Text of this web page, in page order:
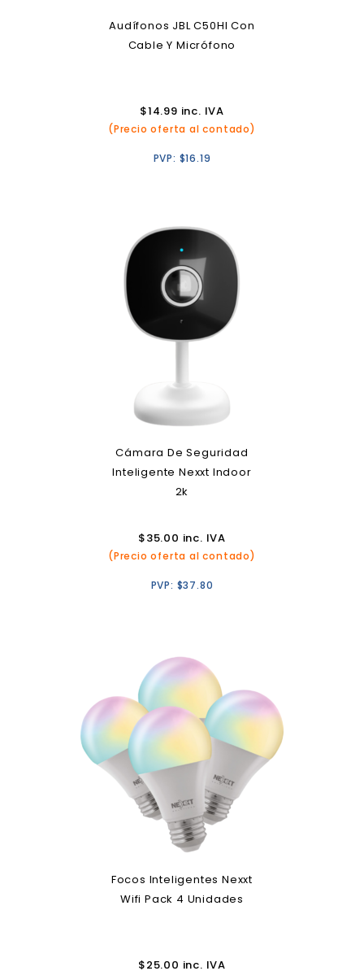
Audífonos JBL C50HI Con
Cable Y Micrófono
$14.99 inc. IVA
(Precio oferta al contado)
PVP: $16.19
Cámara De Seguridad
Inteligente Nexxt Indoor
2k
$35.00 inc. IVA
(Precio oferta al contado)
PVP: $37.80
Focos Inteligentes Nexxt
Wifi Pack 4 Unidades
$25.00 inc. IVA